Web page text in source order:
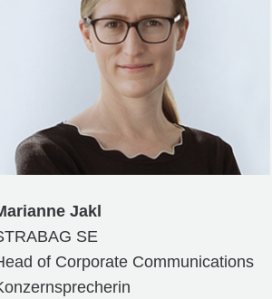
Jakl
SE
of Corporate Communications